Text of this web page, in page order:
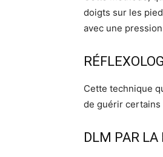
doigts sur les
avec une
Cette technique
de guérir certains
DLM PAR LA